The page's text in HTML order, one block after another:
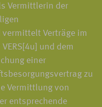
Vermittlerin der
Verträge im
und dem
einer
zu
Vermittlung von
entsprechende